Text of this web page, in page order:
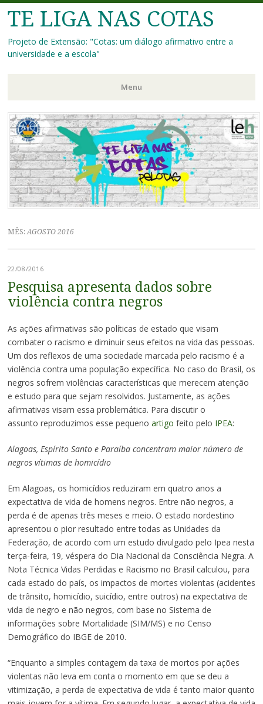
TE LIGA NAS COTAS
Projeto de Extensão: "Cotas: um diálogo afirmativo entre a
universidade e a escola"
Menu
Pular
para
o
conteúdo
MÊS: AGOSTO 2016
22/08/2016
Pesquisa apresenta dados sobre
violência contra negros
As ações afirmativas são políticas de estado que visam
combater o racismo e diminuir seus efeitos na vida das pessoas.
Um dos reflexos de uma sociedade marcada pelo racismo é a
violência contra uma população expecífica. No caso do Brasil, os
negros sofrem violências características que merecem atenção
e estudo para que sejam resolvidos. Justamente, as ações
afirmativas visam essa problemática. Para discutir o
assunto reproduzimos esse pequeno artigo feito pelo IPEA:
Alagoas, Espírito Santo e Paraíba concentram maior número de
negros vítimas de homicídio
Em Alagoas, os homicídios reduziram em quatro anos a
expectativa de vida de homens negros. Entre não negros, a
perda é de apenas três meses e meio. O estado nordestino
apresentou o pior resultado entre todas as Unidades da
Federação, de acordo com um estudo divulgado pelo Ipea nesta
terça-feira, 19, véspera do Dia Nacional da Consciência Negra. A
Nota Técnica Vidas Perdidas e Racismo no Brasil calculou, para
cada estado do país, os impactos de mortes violentas (acidentes
de trânsito, homicídio, suicídio, entre outros) na expectativa de
vida de negro e não negros, com base no Sistema de
informações sobre Mortalidade (SIM/MS) e no Censo
Demográfico do IBGE de 2010.
“Enquanto a simples contagem da taxa de mortos por ações
violentas não leva em conta o momento em que se deu a
vitimização, a perda de expectativa de vida é tanto maior quanto